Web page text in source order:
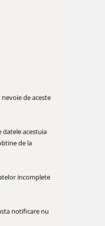
de aceste
datele acestuia
de la
incomplete
notificare nu